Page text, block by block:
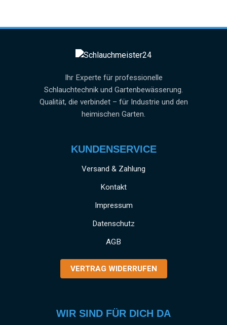
Ihr Experte für professionelle
Schlauchtechnik und Gartenbewässerung.
Qualität, die verbindet – für Industrie und den
heimischen Garten.
KUNDENSERVICE
Versand & Zahlung
Kontakt
Impressum
Datenschutz
AGB
VERTRAG WIDERRUFEN
WIR SIND FÜR DICH DA